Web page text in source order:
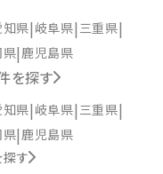
知県 岐阜県 三重県
県 鹿児島県
を探す
知県 岐阜県 三重県
県 鹿児島県
探す